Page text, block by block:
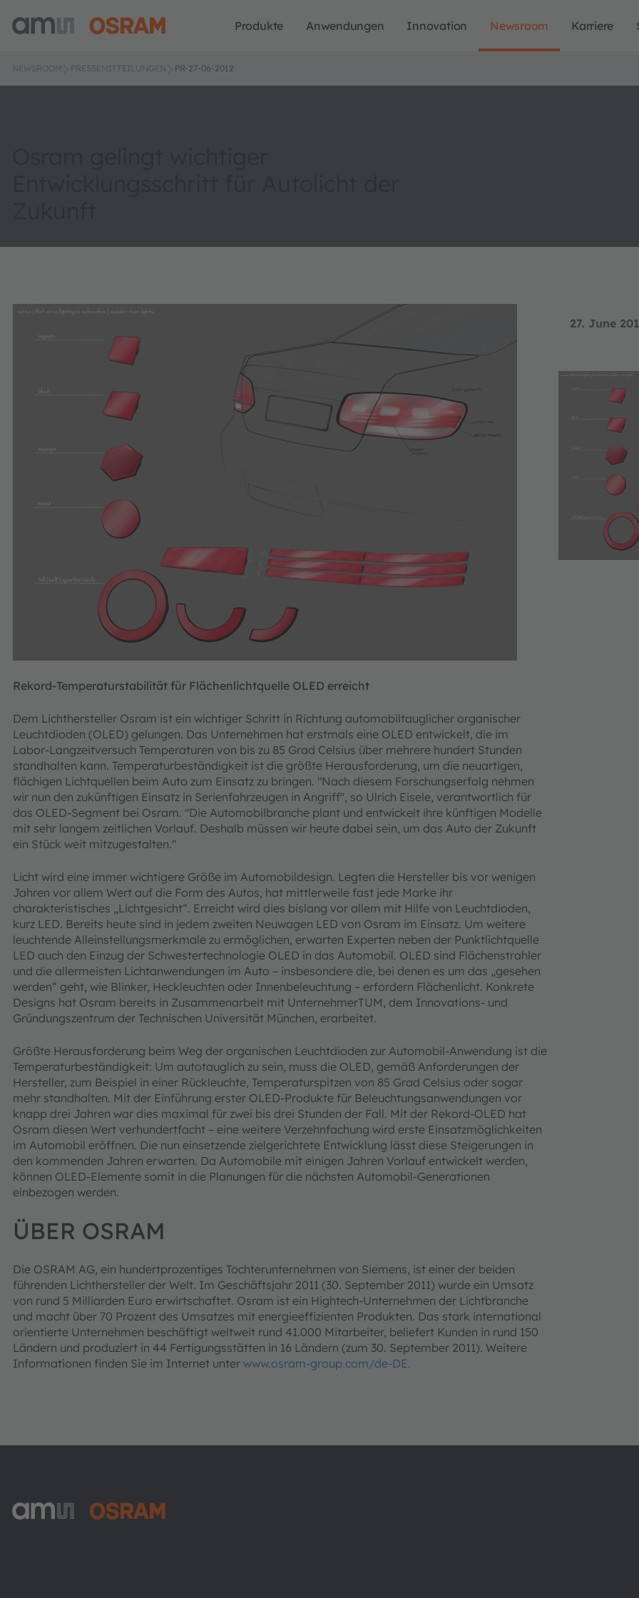
Produkte Anwendungen Innovation Newsroom Karriere
NEWSROOM PRESSEMITTEILUNGEN PR-27-06-2012
27. June
Rekord-Temperaturstabilität für Flächenlichtquelle OLED erreicht
Dem Lichthersteller Osram ist ein wichtiger Schritt in Richtung automobiltauglicher organischer
Leuchtdioden (OLED) gelungen. Das Unternehmen hat erstmals eine OLED entwickelt, die im
Labor-Langzeitversuch Temperaturen von bis zu 85 Grad Celsius über mehrere hundert Stunden
standhalten kann. Temperaturbeständigkeit ist die größte Herausforderung, um die neuartigen,
flächigen Lichtquellen beim Auto zum Einsatz zu bringen. "Nach diesem Forschungserfolg nehmen
wir nun den zukünftigen Einsatz in Serienfahrzeugen in Angriff", so Ulrich Eisele, verantwortlich für
das OLED-Segment bei Osram. "Die Automobilbranche plant und entwickelt ihre künftigen Modelle
mit sehr langem zeitlichen Vorlauf. Deshalb müssen wir heute dabei sein, um das Auto der Zukunft
ein Stück weit mitzugestalten."
Licht wird eine immer wichtigere Größe im Automobildesign. Legten die Hersteller bis vor wenigen
Jahren vor allem Wert auf die Form des Autos, hat mittlerweile fast jede Marke ihr
charakteristisches „Lichtgesicht“. Erreicht wird dies bislang vor allem mit Hilfe von Leuchtdioden,
kurz LED. Bereits heute sind in jedem zweiten Neuwagen LED von Osram im Einsatz. Um weitere
leuchtende Alleinstellungsmerkmale zu ermöglichen, erwarten Experten neben der Punktlichtquelle
LED auch den Einzug der Schwestertechnologie OLED in das Automobil. OLED sind Flächenstrahler
und die allermeisten Lichtanwendungen im Auto – insbesondere die, bei denen es um das „gesehen
werden“ geht, wie Blinker, Heckleuchten oder Innenbeleuchtung – erfordern Flächenlicht. Konkrete
Designs hat Osram bereits in Zusammenarbeit mit UnternehmerTUM, dem Innovations- und
Gründungszentrum der Technischen Universität München, erarbeitet.
Größte Herausforderung beim Weg der organischen Leuchtdioden zur Automobil-Anwendung ist die
Temperaturbeständigkeit: Um autotauglich zu sein, muss die OLED, gemäß Anforderungen der
Hersteller, zum Beispiel in einer Rückleuchte, Temperaturspitzen von 85 Grad Celsius oder sogar
mehr standhalten. Mit der Einführung erster OLED-Produkte für Beleuchtungsanwendungen vor
knapp drei Jahren war dies maximal für zwei bis drei Stunden der Fall. Mit der Rekord-OLED hat
Osram diesen Wert verhundertfacht – eine weitere Verzehnfachung wird erste Einsatzmöglichkeiten
im Automobil eröffnen. Die nun einsetzende zielgerichtete Entwicklung lässt diese Steigerungen in
den kommenden Jahren erwarten. Da Automobile mit einigen Jahren Vorlauf entwickelt werden,
können OLED-Elemente somit in die Planungen für die nächsten Automobil-Generationen
einbezogen werden.
ÜBER OSRAM
Die OSRAM AG, ein hundertprozentiges Tochterunternehmen von Siemens, ist einer der beiden
führenden Lichthersteller der Welt. Im Geschäftsjahr 2011 (30. September 2011) wurde ein Umsatz
von rund 5 Milliarden Euro erwirtschaftet. Osram ist ein Hightech-Unternehmen der Lichtbranche
und macht über 70 Prozent des Umsatzes mit energieeffizienten Produkten. Das stark international
orientierte Unternehmen beschäftigt weltweit rund 41.000 Mitarbeiter, beliefert Kunden in rund 150
Ländern und produziert in 44 Fertigungsstätten in 16 Ländern (zum 30. September 2011). Weitere
Informationen finden Sie im Internet unter www.osram-group.com/de-DE.